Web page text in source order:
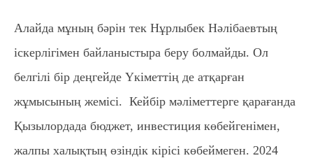
Алайда мұның бәрін тек Нұрлыбек Нәлібаевтың
іскерлігімен байланыстыра беру болмайды. Ол
белгілі бір деңгейде Үкіметтің де атқарған
жұмысының жемісі. Кейбір мәліметтерге қарағанда
Қызылордада бюджет, инвестиция көбейгенімен,
жалпы халықтың өзіндік кірісі көбеймеген. 2024